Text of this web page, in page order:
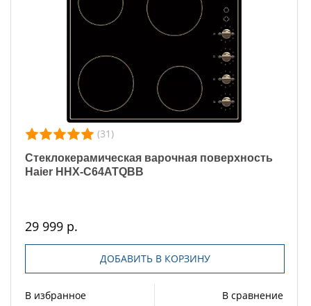
(31)
Стеклокерамическая варочная поверхность
Haier HHX-C64ATQBB
29 999 р.
ДОБАВИТЬ В КОРЗИНУ
В избранное В сравнение